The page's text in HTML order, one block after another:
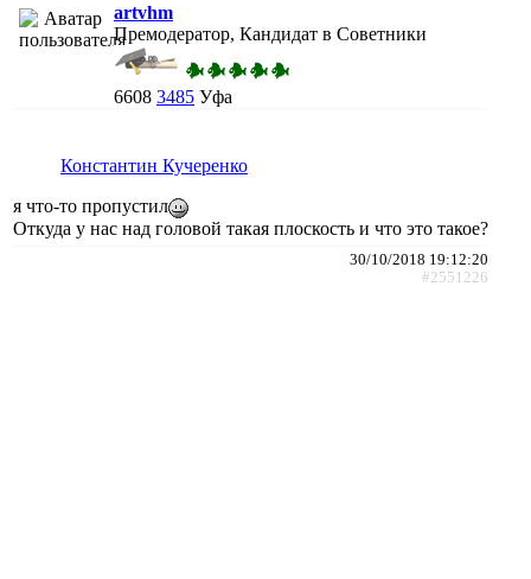
artvhm
Премодератор, Кандидат в Советники
6608 3485 Уфа
Константин Кучеренко
я что-то пропустил
Откуда у нас над головой такая плоскость и что это такое?
30/10/2018 19:12:20
#2551226